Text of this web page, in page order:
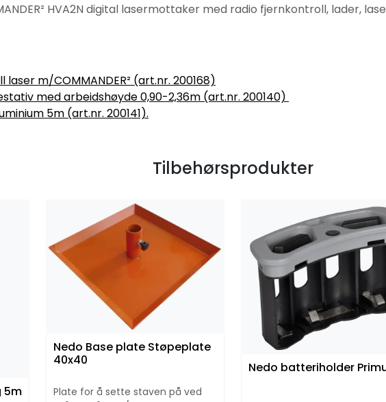
HVA2N digital lasermottaker med radio fjernkontroll, lader,
laser m/COMMANDER² (art.nr. 200168)
med arbeidshøyde 0,90-2,36m (art.nr. 200140)
5m (art.nr. 200141).
Tilbehørsprodukter
5m
Nedo Base plate Støpeplate
40x40
Plate for å sette staven på ved
Nedo batteriholder